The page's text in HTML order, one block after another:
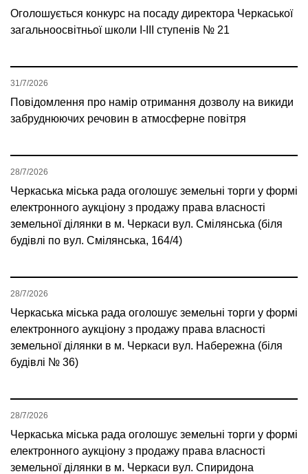
Оголошується конкурс на посаду директора Черкаської
загальноосвітньої школи І-ІІІ ступенів № 21
Повідомлення про намір отримання дозволу на викиди
забруднюючих речовин в атмосферне повітря
31/7/2026
Черкаська міська рада оголошує земельні торги у формі
електронного аукціону з продажу права власності
земельної ділянки в м. Черкаси вул. Смілянська (біля
будівлі по вул. Смілянська, 164/4)
28/7/2026
Черкаська міська рада оголошує земельні торги у формі
електронного аукціону з продажу права власності
земельної ділянки в м. Черкаси вул. Набережна (біля
будівлі № 36)
28/7/2026
Черкаська міська рада оголошує земельні торги у формі
електронного аукціону з продажу права власності
земельної ділянки в м. Черкаси вул. Спиридона
28/7/2026